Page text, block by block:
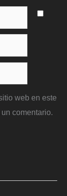
web en este
comentario.